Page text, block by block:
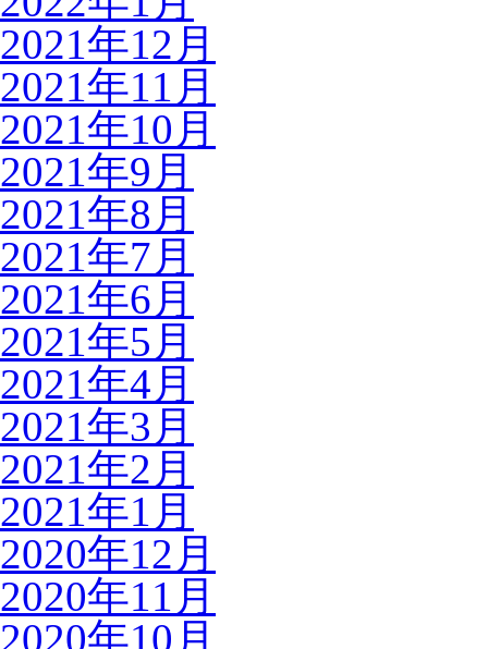
2021年12月
2021年11月
2021年10月
2021年9月
2021年8月
2021年7月
2021年6月
2021年5月
2021年4月
2021年3月
2021年2月
2021年1月
2020年12月
2020年11月
2020年10月